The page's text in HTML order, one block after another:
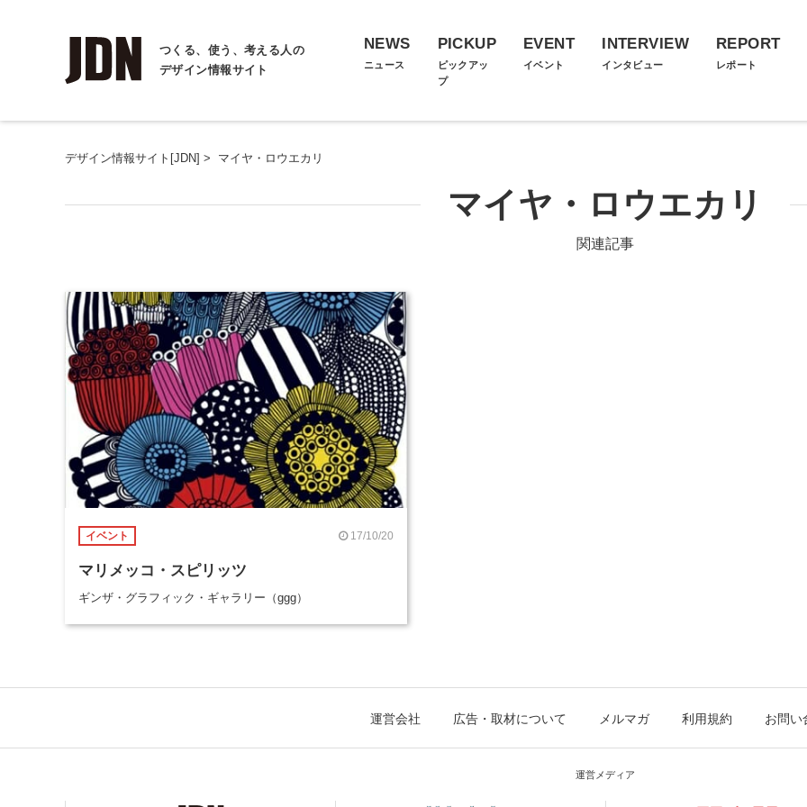
つくる、使う、考える人の
デザイン情報サイト
NEWS
ニュース
PICKUP
ピックアッ
プ
EVENT
イベント
INTERVIEW
インタビュー
REPORT
レポート
デザイン情報サイト[JDN] > マイヤ・ロウエカリ
マイヤ・ロウエカリ
関連記事
イベント 17/10/20
マリメッコ・スピリッツ
ギンザ・グラフィック・ギャラリー（ggg）
運営会社 広告・取材について メルマガ 利用規約 お問い
運営メディア